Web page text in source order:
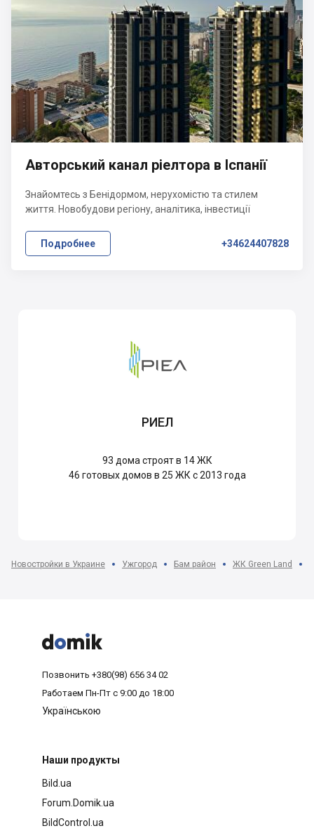
Авторський канал ріелтора в Іспанії
Знайомтесь з Бенідормом, нерухомістю та стилем
життя. Новобудови регіону, аналітика, інвестиції
Подробнее +34624407828
РИЕЛ
93 дома строят в 14 ЖК
46 готовых домов в 25 ЖК с 2013 года
Новостройки в Украине Ужгород Бам район ЖК Green Land



Позвонить +380(98) 656 34 02
Работаем Пн-Пт с 9:00 до 18:00
Українською
Наши продукты
Bild.ua
Forum.Domik.ua
BildControl.ua